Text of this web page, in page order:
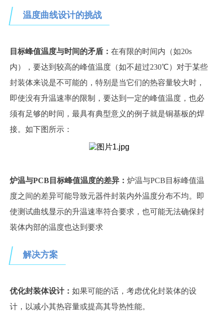
温度曲线设计的挑战
目标峰值温度与时间的矛盾： 在有限的时间内（如20s
内），要达到较高的峰值温度（如不超过230℃）对于某些
封装体来说是不可能的，特别是当它们的热容量较大时，
即使没有升温速率的限制，要达到一定的峰值温度，也必
须有足够的时间，最具有典型意义的例子就是铜基板的焊
接。如下图所示：
炉温与PCB目标峰值温度的差异： 炉温与PCB目标峰值温
度之间的差异可能导致元器件封装内外温度分布不均。即
使测试曲线显示的升温速率符合要求，也可能无法确保封
装体内部的温度也达到要求
解决方案
优化封装体设计： 如果可能的话，考虑优化封装体的设
计，以减小其热容量或提高其导热性能。